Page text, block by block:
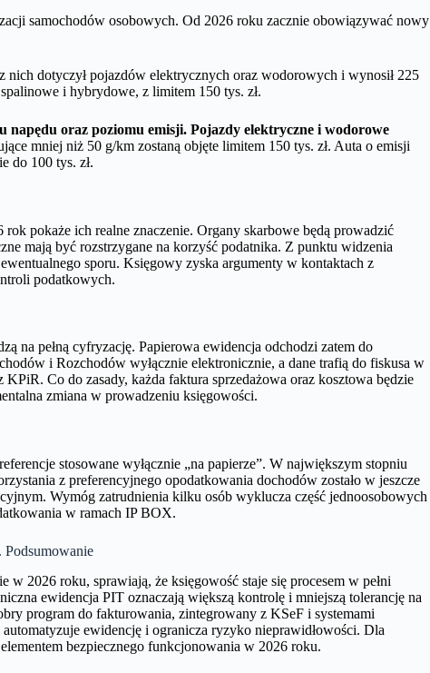
samochodów osobowych. Od 2026 roku zacznie obowiązywać nowy
dotyczył pojazdów elektrycznych oraz wodorowych i wynosił 225
i hybrydowe, z limitem 150 tys. zł.
napędu oraz poziomu emisji. Pojazdy elektryczne i wodorowe
mniej niż 50 g/km zostaną objęte limitem 150 tys. zł. Auta o emisji
do 100 tys. zł.
pokaże ich realne znaczenie. Organy skarbowe będą prowadzić
mają być rozstrzygane na korzyść podatnika. Z punktu widzenia
sporu. Księgowy zyska argumenty w kontaktach z
podatkowych.
na pełną cyfryzację. Papierowa ewidencja odchodzi zatem do
i Rozchodów wyłącznie elektronicznie, a dane trafią do fiskusa w
Co do zasady, każda faktura sprzedażowa oraz kosztowa będzie
zmiana w prowadzeniu księgowości.
stosowane wyłącznie „na papierze”. W największym stopniu
z preferencyjnego opodatkowania dochodów zostało w jeszcze
Wymóg zatrudnienia kilku osób wyklucza część jednoosobowych
w ramach IP BOX.
w 2026 roku, sprawiają, że księgowość staje się procesem w pełni
ewidencja PIT oznaczają większą kontrolę i mniejszą tolerancję na
program do fakturowania, zintegrowany z KSeF i systemami
ewidencję i ogranicza ryzyko nieprawidłowości. Dla
bezpiecznego funkcjonowania w 2026 roku.